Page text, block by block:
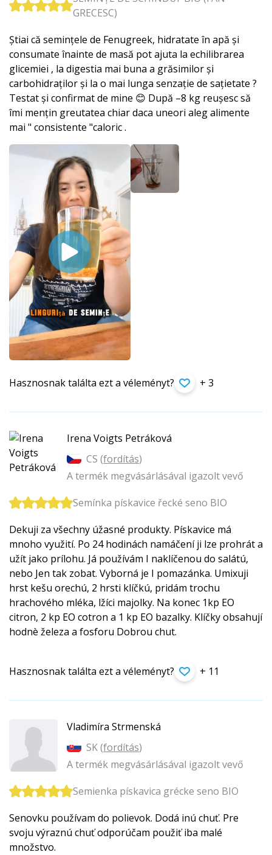
GRECESC)
Știai că semințele de Fenugreek, hidratate în apă și
consumate înainte de masă pot ajuta la echilibrarea
glicemiei , la digestia mai buna a grăsimilor și
carbohidraților și la o mai lunga senzație de sațietate ?
Testat și confirmat de mine 😊 După –8 kg reușesc să
îmi mențin greutatea chiar daca uneori aleg alimente
mai " consistente "caloric .
Hasznosnak találta ezt a véleményt? + 3
Irena Voigts Petráková
CS (fordítás)
A termék megvásárlásával igazolt vevő
Semínka pískavice řecké seno BIO
Dekuji za všechny úžasné produkty. Pískavice má
mnoho využití. Po 24 hodinách namáčení ji lze prohrát a
užít jako prílohu. Já používám I naklíčenou do salátú,
nebo Jen tak zobat. Vyborná je I pomazánka. Umixuji
hrst kešu orechú, 2 hrsti klíčkú, pridám trochu
hrachového mléka, lžíci majolky. Na konec 1kp EO
citron, 2 kp EO cotron a 1 kp EO bazalky. Klíčky obsahují
hodnè železa a fosforu Dobrou chut.
Hasznosnak találta ezt a véleményt? + 11
Vladimíra Strmenská
SK (fordítás)
A termék megvásárlásával igazolt vevő
Semienka pískavica grécke seno BIO
Senovku používam do polievok. Dodá inú chuť. Pre
svoju výraznú chuť odporúčam použiť iba malé
množstvo.